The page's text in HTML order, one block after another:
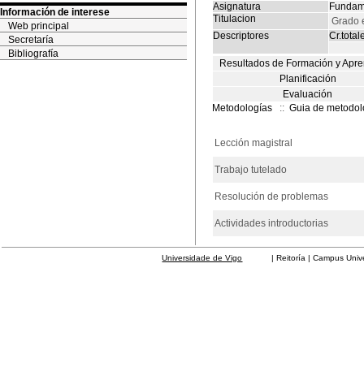
Información de interese
Web principal
Secretaría
Bibliografía
Asignatura
Titulacion
Grado
Descriptores
Resultados de Formación y
Planificación
Evaluación
Metodologías
:: Guia de
Lección magistral
Trabajo tutelado
Resolución de problemas
Actividades introductorias
Universidade de Vigo | Reitoría | Campus